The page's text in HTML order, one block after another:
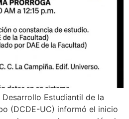
Estudiantil de la
(DCDE-UC) informó el inicio